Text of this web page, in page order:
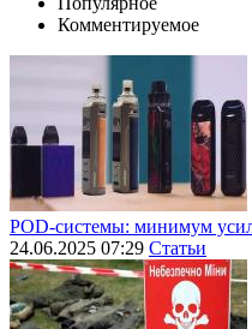
Комментируемое
POD-системы: минимум
24.06.2025 07:29 Статьи